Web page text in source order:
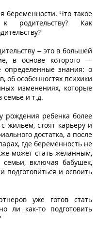
беременности. Что такое
к родительству? Как
– это в большей
в основе которого —
определенные знания: о
об особенностях психики
изменениях, которые
семье и т.д.
рождения ребенка более
жильем, стоят карьеру и
достатка, а после
где беременность не
может стать желанным,
включая бабушек,
подготовиться и освоить
уже готов стать
ли как-то подготовить